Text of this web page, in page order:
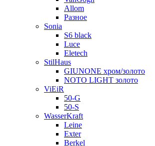
Allom
Разное
Sonia
S6 black
Luce
Eletech
StilHaus
GIUNONE хром/золото
NOTO LIGHT золото
ViEiR
50-G
50-S
WasserKraft
Leine
Exter
Berkel